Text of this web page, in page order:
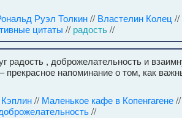
Руэл Толкин// Властелин Колец //
цитаты // радость//
радость , доброжелательность и
прекрасное напоминание о том, как
// Маленькое кафе в Копенгагене
//